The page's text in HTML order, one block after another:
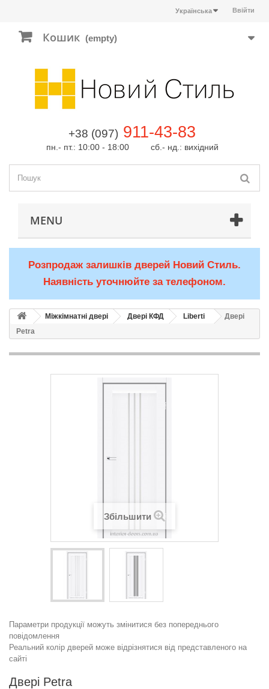
Ввійти
Українська
Кошик (empty)
+38 (097) 911-43-83
пн.- пт.: 10:00 - 18:00 сб.- нд.: вихідний
MENU
Розпродаж залишків дверей Новий Стиль.
Наявність уточнюйте за телефоном.
Міжкімнатні двері Двері КФД Liberti
Двері
Petra
Збільшити
Параметри продукції можуть змінитися без попереднього
повідомлення
Реальний колір дверей може відрізнятися від представленого на
сайті
Двері Petra